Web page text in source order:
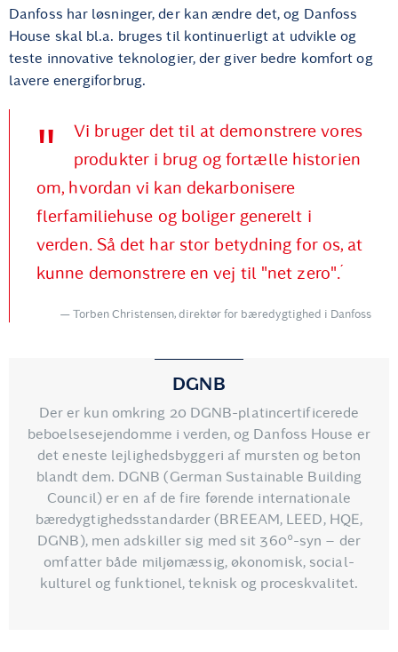
Danfoss har løsninger, der kan ændre det, og Danfoss
House skal bl.a. bruges til kontinuerligt at udvikle og
teste innovative teknologier, der giver bedre komfort og
lavere energiforbrug.
Vi bruger det til at demonstrere vores
produkter i brug og fortælle historien
om, hvordan vi kan dekarbonisere
flerfamiliehuse og boliger generelt i
verden. Så det har stor betydning for os, at
kunne demonstrere en vej til "net zero".´
Torben Christensen, direktør for bæredygtighed i Danfoss
DGNB
Der er kun omkring 20 DGNB-platincertificerede
beboelsesejendomme i verden, og Danfoss House er
det eneste lejlighedsbyggeri af mursten og beton
blandt dem. DGNB (German Sustainable Building
Council) er en af de fire førende internationale
bæredygtighedsstandarder (BREEAM, LEED, HQE,
DGNB), men adskiller sig med sit 360°-syn – der
omfatter både miljømæssig, økonomisk, social-
kulturel og funktionel, teknisk og proceskvalitet.